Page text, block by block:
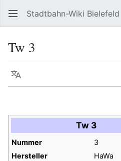
Stadtbahn-Wiki Bielefeld
Tw 3
Sprache
Tw 3
Nummer
3
Hersteller
HaWa